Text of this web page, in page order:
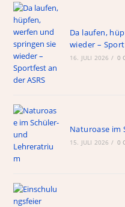
Da laufen,
wieder –
16. JULI 2026 / 0
Naturoase im
15. JULI 2026 / 0